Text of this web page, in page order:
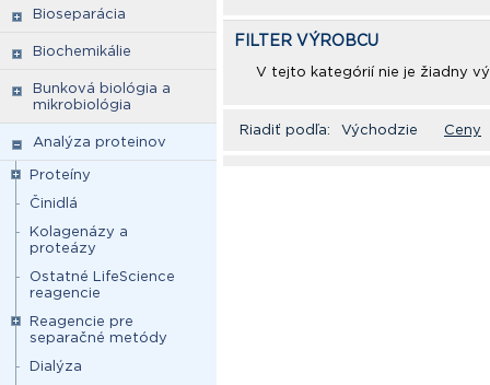
Bioseparácia
Biochemikálie
Bunková biológia a
mikrobiológia
Analýza proteinov
Proteíny
Činidlá
Kolagenázy a
proteázy
Ostatné LifeScience
reagencie
Reagencie pre
separačné metódy
Dialýza
FILTER VÝROBCU
V tejto kategórií nie je žiadny
Riadiť podľa: Východzie Ceny